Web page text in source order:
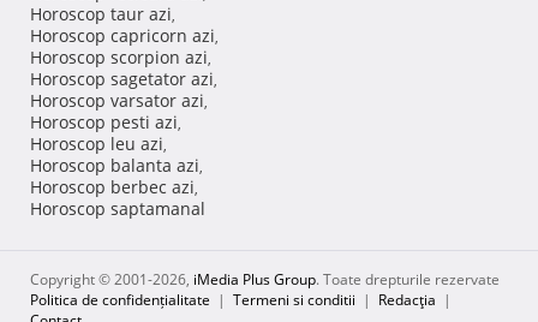
Horoscop taur azi,
Horoscop capricorn azi,
Horoscop scorpion azi,
Horoscop sagetator azi,
Horoscop varsator azi,
Horoscop pesti azi,
Horoscop leu azi,
Horoscop balanta azi,
Horoscop berbec azi,
Horoscop saptamanal
Copyright © 2001-2026, iMedia Plus Group. Toate drepturile rezervate
Politica de confidențialitate | Termeni si conditii | Redacţia |